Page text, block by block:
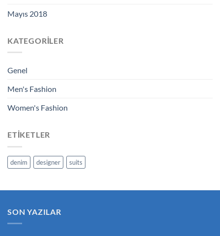
Mayıs 2018
KATEGORILER
Genel
Men's Fashion
Women's Fashion
ETIKETLER
denim designer suits
SON YAZILAR